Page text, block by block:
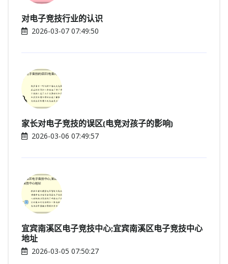
对电子竞技行业的认识
2026-03-07 07:49:50
家长对电子竞技的误区(电竞对孩子的影响)
2026-03-06 07:49:57
宜宾南溪区电子竞技中心;宜宾南溪区电子竞技中心
地址
2026-03-05 07:50:27